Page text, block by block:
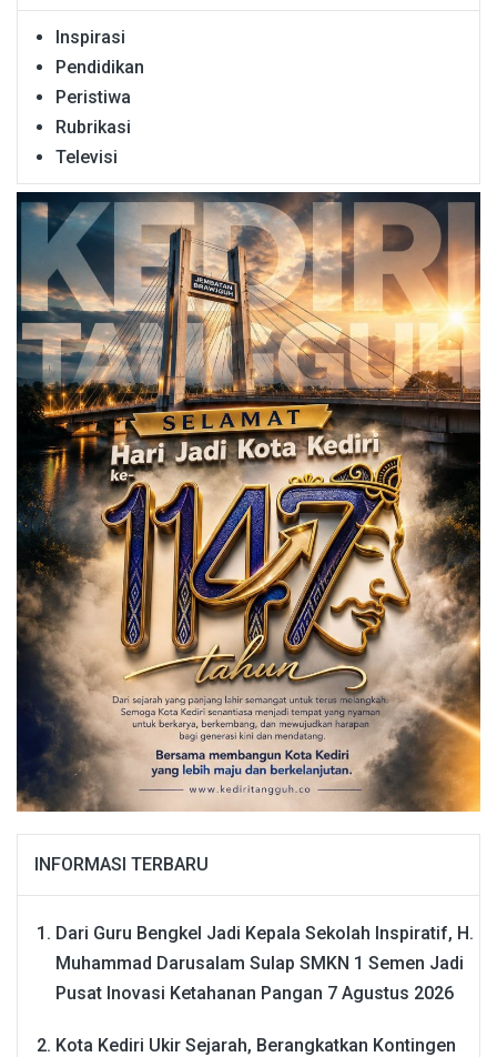
Inspirasi
Pendidikan
Peristiwa
Rubrikasi
Televisi
INFORMASI TERBARU
Dari Guru Bengkel Jadi Kepala Sekolah Inspiratif, H.
Muhammad Darusalam Sulap SMKN 1 Semen Jadi
Pusat Inovasi Ketahanan Pangan 7 Agustus 2026
Kota Kediri Ukir Sejarah, Berangkatkan Kontingen